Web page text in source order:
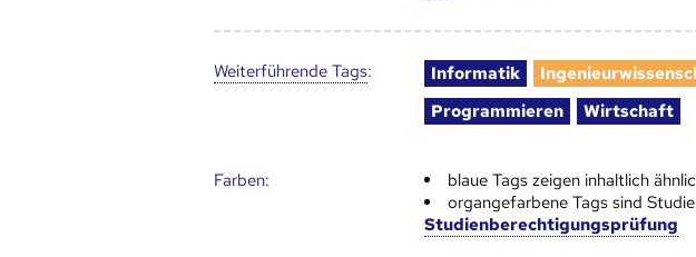
Weiter­führende Tags: Informatik
Programmieren
Wirtschaft
Farben:
blaue Tags zeigen inhaltlich
organgefarbene Tags sind
Studienberechtigungsprüfung